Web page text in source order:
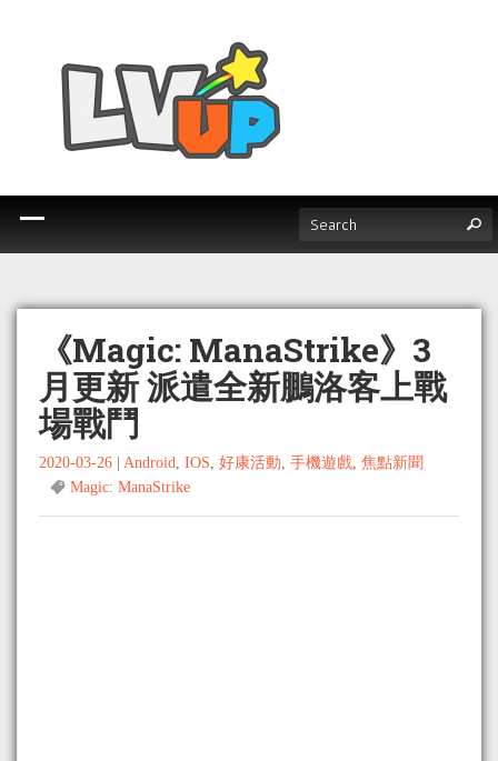
《Magic: ManaStrike》3
月更新 派遣全新鵬洛客上戰
場戰鬥
2020-03-26 Android, IOS, 好康活動, 手機遊戲, 焦點新聞
Magic: ManaStrike